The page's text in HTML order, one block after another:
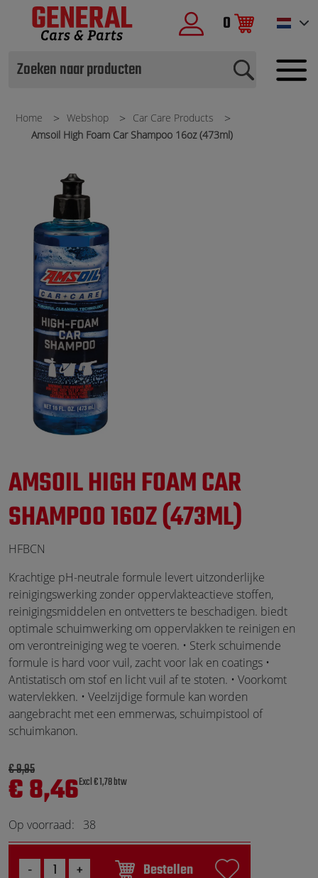
0
Home Webshop
Car Care Products
Amsoil High Foam Car Shampoo 16oz (473ml)
AMSOIL HIGH FOAM CAR
SHAMPOO 16OZ (473ML)
HFBCN
Krachtige pH-neutrale formule levert uitzonderlijke
reinigingswerking zonder oppervlakteactieve stoffen,
reinigingsmiddelen en ontvetters te beschadigen. biedt
optimale schuimwerking om oppervlakken te reinigen en
om verontreiniging weg te voeren. • Sterk schuimende
formule is hard voor vuil, zacht voor lak en coatings •
Antistatisch om stof en licht vuil af te stoten. • Voorkomt
watervlekken. • Veelzijdige formule kan worden
aangebracht met een emmerwas, schuimpistool of
schuimkanon.
€ 9,95
€ 8,46Excl € 1,78 btw
Op voorraad: 38
Bestellen